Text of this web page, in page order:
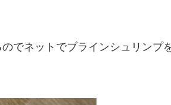
でネットでブラインシュリンプ